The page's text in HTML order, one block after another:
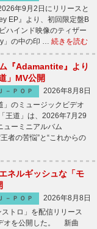
年9月2日にリリースと
EP』より、初回限定盤B
ハインド映像のティザー
」の中の印 … 続きを読む
『Adamantite』より
」MV公開
Ｊ－ＰＯＰ
2026年8月8日
のミュージックビデオ
道」は、2026年7月29
ューミニアルバム
者の苦悩”と“これからの
ネルギッシュな「モ
Ｊ－ＰＯＰ
2026年8月8日
トロ」を配信リリース
オを公開した。 新曲